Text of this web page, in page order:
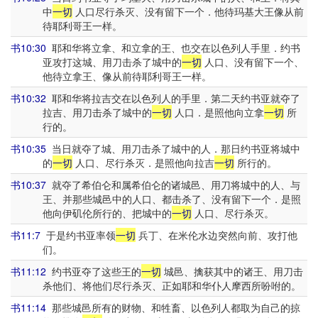
中一切 人口尽行杀灭、没有留下一个．他待玛基大王像从前
待耶利哥王一样。
书10:30 耶和华将立拿、和立拿的王、也交在以色列人手里．约书
亚攻打这城、用刀击杀了城中的一切 人口、没有留下一个、
他待立拿王、像从前待耶利哥王一样。
书10:32 耶和华将拉吉交在以色列人的手里．第二天约书亚就夺了
拉吉、用刀击杀了城中的一切 人口．是照他向立拿一切 所
行的。
书10:35 当日就夺了城、用刀击杀了城中的人．那日约书亚将城中
的一切 人口、尽行杀灭．是照他向拉吉一切 所行的。
书10:37 就夺了希伯仑和属希伯仑的诸城邑、用刀将城中的人、与
王、并那些城邑中的人口、都击杀了、没有留下一个．是照
他向伊矶伦所行的、把城中的一切 人口、尽行杀灭。
书11:7 于是约书亚率领一切 兵丁、在米伦水边突然向前、攻打他
们。
书11:12 约书亚夺了这些王的一切 城邑、擒获其中的诸王、用刀击
杀他们、将他们尽行杀灭、正如耶和华仆人摩西所吩咐的。
书11:14 那些城邑所有的财物、和牲畜、以色列人都取为自己的掠